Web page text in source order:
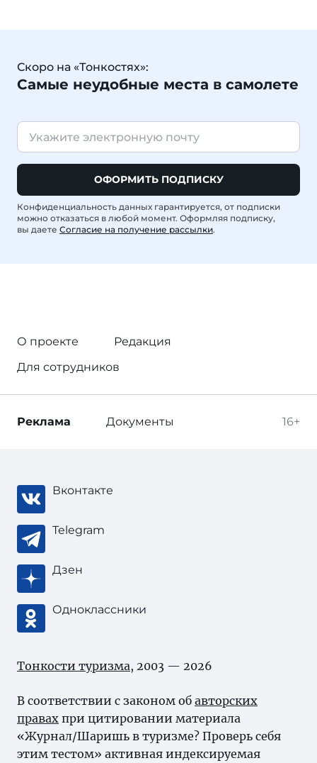
Скоро на «Тонкостях»:
Самые неудобные места в самолете
ОФОРМИТЬ ПОДПИСКУ
Конфиденциальность данных гарантируется, от подписки
можно отказаться в любой момент. Оформляя подписку,
вы даете Согласие на получение рассылки.
О проекте
Редакция
Для сотрудников
16+
Реклама Документы
Вконтакте
Telegram
Дзен
Одноклассники
Тонкости туризма, 2003 — 2026
В соответствии с законом об авторских
правах при цитировании материала
«Журнал/Шаришь в туризме? Проверь себя
этим тестом» активная индексируемая